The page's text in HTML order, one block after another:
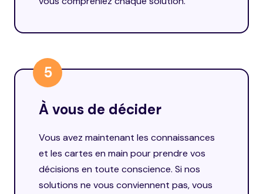
5
À vous de décider
Vous avez maintenant les connaissances
et les cartes en main pour prendre vos
décisions en toute conscience. Si nos
solutions ne vous conviennent pas, vous